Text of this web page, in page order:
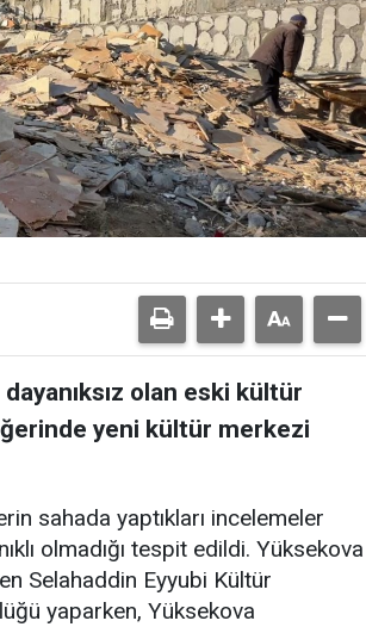
olan eski kültür
yeni kültür merkezi
sahada yaptıkları incelemeler
olmadığı tespit edildi. Yüksekova
Selahaddin Eyyubi Kültür
yaparken, Yüksekova